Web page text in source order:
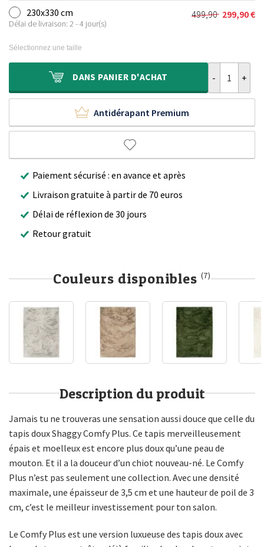
initial
était :
actuel
est :
230x330 cm
Délai de livraison: 2 - 4 jour(s)
499,90
Le
499,90 €.
299,90€
Le
299,90 €.
Sélectionnez une taille
DANS PANIER D'ACHAT
Antidérapant Premium
Paiement sécurisé : en avance et après
Livraison gratuite à partir de 70 euros
Délai de réflexion de 30 jours
Retour gratuit
Couleurs disponibles (7)
Description du produit
Jamais tu ne trouveras une sensation aussi douce que celle du
tapis doux Shaggy Comfy Plus. Ce tapis merveilleusement
épais et moelleux est encore plus doux qu’une peau de
mouton. Et il a la douceur d’un chiot nouveau-né. Le Comfy
Plus n’est pas seulement une collection. Avec une densité
maximale, une épaisseur de 3,5 cm et une hauteur de poil de 3
cm, c’est le meilleur investissement pour ton salon.
Le Comfy Plus est une version luxueuse des tapis doux avec